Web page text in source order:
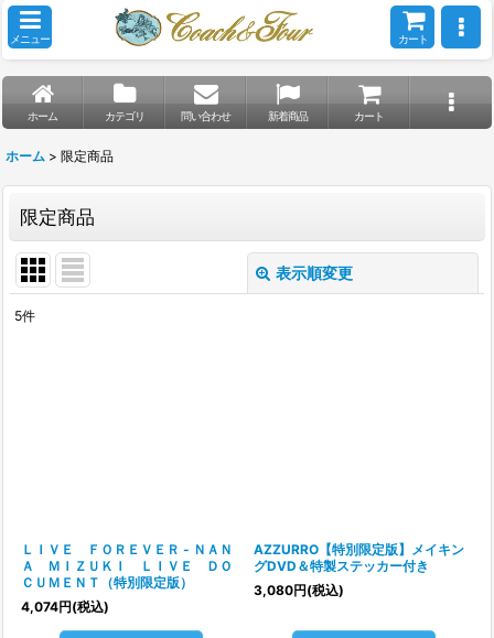
メニュー カート
ホーム カテゴリ 問い合わせ 新着商品 カート
ホーム > 限定商品
限定商品
表示順変更
5件
ＬＩＶＥ ＦＯＲＥＶＥＲ - ＮＡＮ
Ａ ＭＩＺＵＫＩ ＬＩＶＥ ＤＯ
ＣＵＭＥＮＴ（特別限定版）
4,074円(税込)
AZZURRO【特別限定版】メイキン
グDVD＆特製ステッカー付き
3,080円(税込)